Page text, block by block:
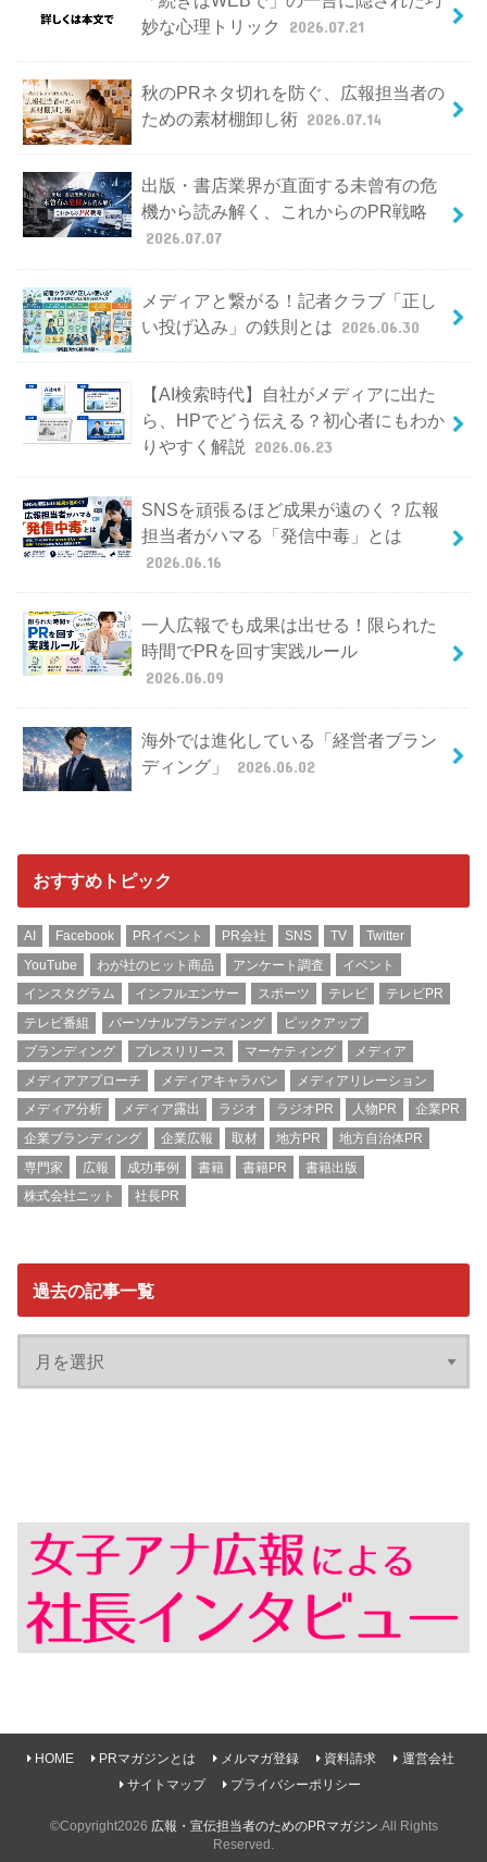
妙な心理トリック
2026.07.21
秋のPRネタ切れを防ぐ、広報担当者の
ための素材棚卸し術 2026.07.14
出版・書店業界が直面する未曾有の危
機から読み解く、これからのPR戦略
2026.07.07
メディアと繋がる！記者クラブ「正し
い投げ込み」の鉄則とは 2026.06.30
【AI検索時代】自社がメディアに出た
ら、HPでどう伝える？初心者にもわか
りやすく解説
2026.06.23
SNSを頑張るほど成果が遠のく？広報
担当者がハマる「発信中毒」とは
2026.06.16
一人広報でも成果は出せる！限られた
時間でPRを回す実践ルール
2026.06.09
海外では進化している「経営者ブラン
ディング」
2026.06.02
おすすめトピック
AI Facebook PRイベント PR会社 SNS TV
Twitter
YouTube
わが社のヒット商品 アンケート調査
イベント
インスタグラム
インフルエンサー スポーツ テレビ
テレビPR
テレビ番組
パーソナルブランディング
ピックアップ
ブランディング
プレスリリース マーケティング
メディア
メディアアプローチ
メディアキャラバン
メディアリレーション
メディア分析
メディア露出 ラジオ ラジオPR 人物PR
企業PR
企業ブランディング
企業広報 取材 地方PR
地方自治体PR
専門家
広報 成功事例 書籍 書籍PR
書籍出版
株式会社ニット
社長PR
過去の記事一覧
HOME PRマガジンとは メルマガ登録 資料請求
運営会社
サイトマップ
プライバシーポリシー
©Copyright2026 広報・宣伝担当者のためのPRマガジン .All Rights
Reserved.